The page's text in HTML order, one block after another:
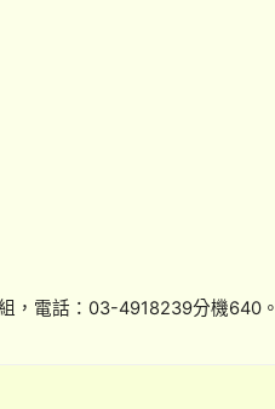
，電話：03-4918239分機640。